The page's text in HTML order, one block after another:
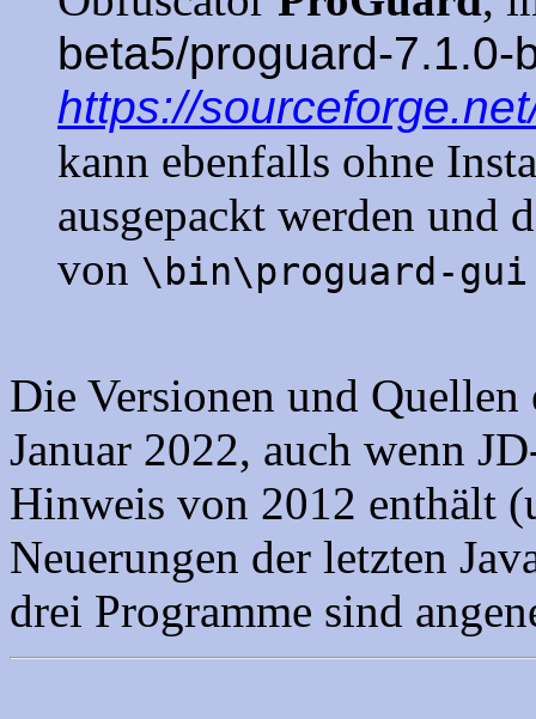
beta5/proguard-7.1.0-
https://
kann ebenfalls ohne
ausgepackt werden und
von \bin\proguard-
Die Versionen und Quellen
Januar 2022, auch wenn
Hinweis von 2012 enthält
Neuerungen der letzten
drei Programme sind